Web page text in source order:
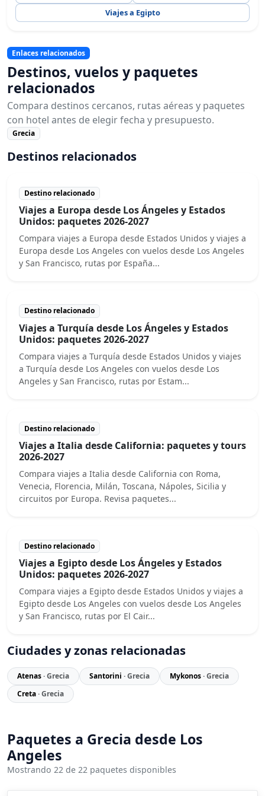
Viajes a Egipto
Enlaces relacionados
Destinos, vuelos y paquetes
relacionados
Compara destinos cercanos, rutas aéreas y paquetes
con hotel antes de elegir fecha y presupuesto.
Grecia
Destinos relacionados
Destino relacionado
Viajes a Europa desde Los Ángeles y Estados
Unidos: paquetes 2026-2027
Compara viajes a Europa desde Estados Unidos y viajes a
Europa desde Los Angeles con vuelos desde Los Angeles
y San Francisco, rutas por España...
Destino relacionado
Viajes a Turquía desde Los Ángeles y Estados
Unidos: paquetes 2026-2027
Compara viajes a Turquía desde Estados Unidos y viajes
a Turquía desde Los Angeles con vuelos desde Los
Angeles y San Francisco, rutas por Estam...
Destino relacionado
Viajes a Italia desde California: paquetes y tours
2026-2027
Compara viajes a Italia desde California con Roma,
Venecia, Florencia, Milán, Toscana, Nápoles, Sicilia y
circuitos por Europa. Revisa paquetes...
Destino relacionado
Viajes a Egipto desde Los Ángeles y Estados
Unidos: paquetes 2026-2027
Compara viajes a Egipto desde Estados Unidos y viajes a
Egipto desde Los Angeles con vuelos desde Los Angeles
y San Francisco, rutas por El Cair...
Ciudades y zonas relacionadas
Atenas· Grecia Santorini · Grecia Mykonos· Grecia
Creta· Grecia
Paquetes a Grecia desde Los
Angeles
Mostrando 22 de 22 paquetes disponibles